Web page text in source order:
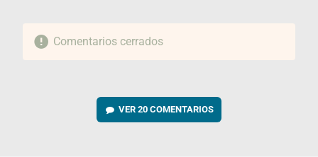
Comentarios cerrados
VER 20 COMENTARIOS